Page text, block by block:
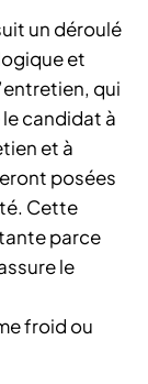
un déroulé
et
qui
candidat à
et à
posées
Cette
parce
le
froid ou